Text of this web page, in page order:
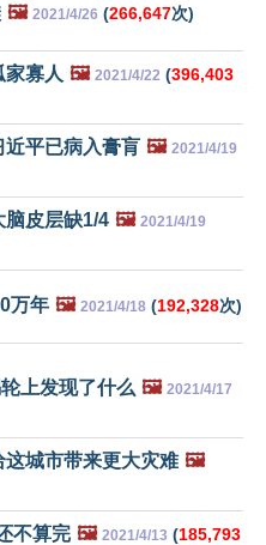
🖼️ 2021/4/26 (266,647次)
寡人 🖼️ 2021/4/22 (396,403
平已病入膏肓 🖼️ 2021/4/19
脑皮层缺1/4 🖼️ 2021/4/19
万年 🖼️ 2021/4/18 (192,328次)
上发现了什么 🖼️ 2021/4/17
城市带来更大灾难 🖼️
不算完 🖼️ 2021/4/13 (185,793